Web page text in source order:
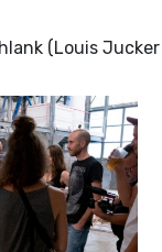
(Louis